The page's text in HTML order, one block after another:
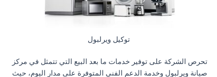
توكيل ويرلبول
تحرص الشركة على توفير خدمات ما بعد البيع التي تتمثل في مركز
صيانة ويرلبول وخدمة الدعم الفني المتوفرة على مدار اليوم، حيث